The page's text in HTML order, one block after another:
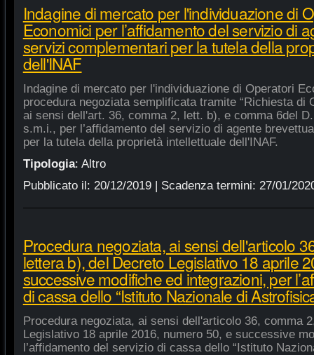
Indagine di mercato per l'individuazione di
Economici per l’affidamento del servizio di
servizi complementari per la tutela della
dell'INAF
Indagine di mercato per l'individuazione di Operatori
procedura negoziata semplificata tramite “Richiesta di
ai sensi dell'art. 36, comma 2, lett. b), e comma 6del
s.m.i., per l’affidamento del servizio di agente
per la tutela della proprietà intellettuale dell'INAF.
Tipologia: Altro
Pubblicato il: 20/12/2019| Scadenza termini: 27/01/
Procedura negoziata, ai sensi dell'articolo
lettera b), del Decreto Legislativo 18 aprile
successive modifiche ed integrazioni, per
di cassa dello “Istituto Nazionale di
Procedura negoziata, ai sensi dell'articolo 36, comma
Legislativo 18 aprile 2016, numero 50, e successive
l’affidamento del servizio di cassa dello “Istituto